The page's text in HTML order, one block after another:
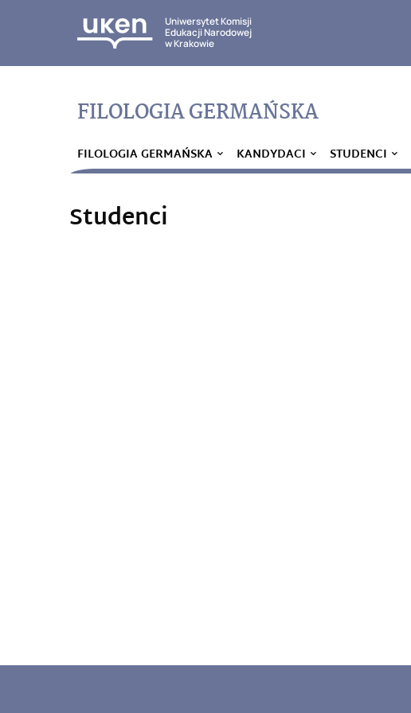
Uniwersytet Komisji
Edukacji Narodowej
w Krakowie
FILOLOGIA GERMAŃSKA
FILOLOGIA GERMAŃSKA KANDYDACI STUDENCI
Studenci